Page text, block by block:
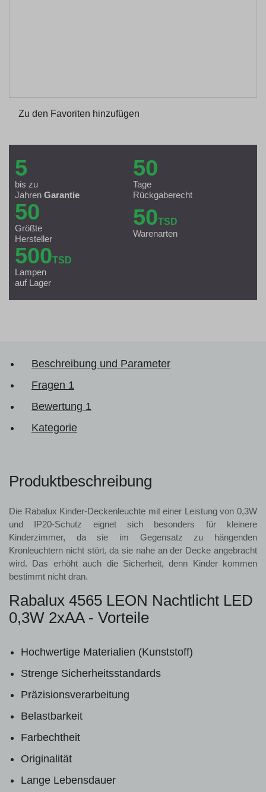
Zu den Favoriten hinzufügen
5
bis zu
Jahren Garantie
50
Tage
Rückgaberecht
50
Größte
Hersteller
50TSD
Warenarten
500TSD
Lampen
auf Lager
Beschreibung und Parameter
Fragen 1
Bewertung 1
Kategorie
Produktbeschreibung
Die Rabalux Kinder-Deckenleuchte mit einer Leistung von 0,3W
und IP20-Schutz eignet sich besonders für kleinere
Kinderzimmer, da sie im Gegensatz zu hängenden
Kronleuchtern nicht stört, da sie nahe an der Decke angebracht
wird. Das erhöht auch die Sicherheit, denn Kinder kommen
bestimmt nicht dran.
Rabalux 4565 LEON Nachtlicht LED
0,3W 2xAA - Vorteile
Hochwertige Materialien (Kunststoff)
Strenge Sicherheitsstandards
Präzisionsverarbeitung
Belastbarkeit
Farbechtheit
Originalität
Lange Lebensdauer